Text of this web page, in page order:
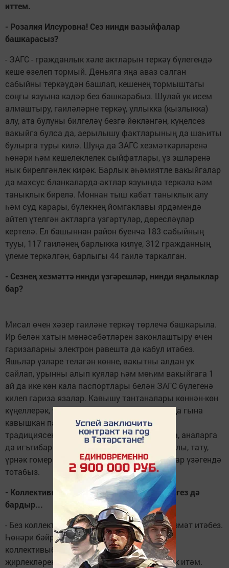
иттем.
- Розалия Илсуровна! Сез нинди вазыйфалар
башкарасыз?
- ЗАГС - гражданлык хәле актларын теркәү бүлегендә
кеше өзелеп тормый. Дөньяга яңа аваз салган
сабыйны теркәүдән башлап, кешенең тормыштагы
соңгы язуына кадәр без башкарабыз. Шулай ук исем
алмаштыру, гаиләләрне теркәү, уллыкка (кызлыкка)
алу, ата булуны билгеләү безгә йөкләнгән, күңелсез
вакыйга булса да, аерылышу фактларының да шаһиты
булырга туры килә. Шуңа да ЗАГС хезмәткәрләренә
һөнәри һәм кешелеклелек сыйфатлары, үз эшләренә
нык бирелгәнлек кирәк. Барлык әһәмиятле вакыйгалар
да махсус бланкаларда-актлар язуында теркәлә һәм
таныклык бирелә. Моннан тыш кабат таныклык алу
һәм суд карары, бүлекнең йомгаклавы ярдәмендә
әйтеп үтелгән актларга үзгәртүләр, дөресләүләр
кертелә. Ел башыннан район буенча 183 сабыйның
тууы, 117 гаиләнең барлыкка килүе, 312 гражданның
үлеме теркәлгән, барлыгы 44 гаилә таркалган.
- Сезнең хезмәттә нинди үзгәрешләр, нинди яңалыклар
бар?
Мисал өчен хәзер гаиләне теркәү төрлечә башкарыла.
Ир белән хатын мөнәсәбәтләрен законлаштыру өчен
гаризаларны электрон рәвештә дә кабул итәбез.
Яшьләр үзләре теләгән көнне, вакытны алдан ук
сайлап, урынны алып куялар һәм мөһим вакыйгага 1
ай да ике көн кала паспортлары белән ЗАГС бүлегенә
килеп гариза язалар. Кавышу тантаналары көннән-көн
күңеллерәк, үзенчәлеклерәк рәвештә уза. Яңа гына
кавышкан парларның гаилә агачын утырту
традициясен башлап җибәрдек, сабыйларга, аналарга
да игътибар һәм хөрмәт зур, озак еллар парлы, тату,
үрнәк гомер кичергән гаиләләрне дә игътибар үзәгендә
тотабыз.
- Коллективыгызга, яшьләргә әйтер сүзләрегез дә
бардыр...
- Без коллективта аңлашып, киңәшләшеп хезмәт итәбез.
Һөнәри бәйрәм уңаеннан кечкенә генә
коллективыбызны, лаеклы ялдагы, авыл
җирлекләрендәге хезмәттәшләремне тәбрик итәм.